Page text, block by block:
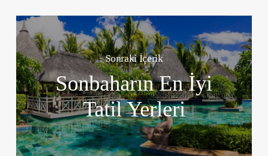
Sonraki İçerik
Sonbaharın En İyi
Tatil Yerleri